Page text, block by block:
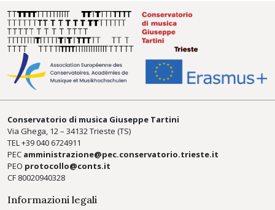
Conservatorio di musica Giuseppe Tartini
Via Ghega, 12 – 34132 Trieste (TS)
TEL +39040 6724911
PEC amministrazione@pec.conservatorio.trieste.it
PEO protocollo@conts.it
CF 80020940328
Informazioni legali